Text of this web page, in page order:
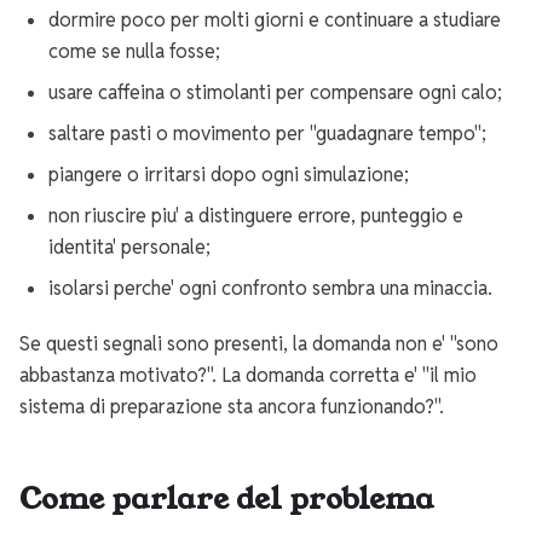
dormire poco per molti giorni e continuare a studiare
come se nulla fosse;
usare caffeina o stimolanti per compensare ogni calo;
saltare pasti o movimento per "guadagnare tempo";
piangere o irritarsi dopo ogni simulazione;
non riuscire piu' a distinguere errore, punteggio e
identita' personale;
isolarsi perche' ogni confronto sembra una minaccia.
Se questi segnali sono presenti, la domanda non e' "sono
abbastanza motivato?". La domanda corretta e' "il mio
sistema di preparazione sta ancora funzionando?".
Come parlare del problema